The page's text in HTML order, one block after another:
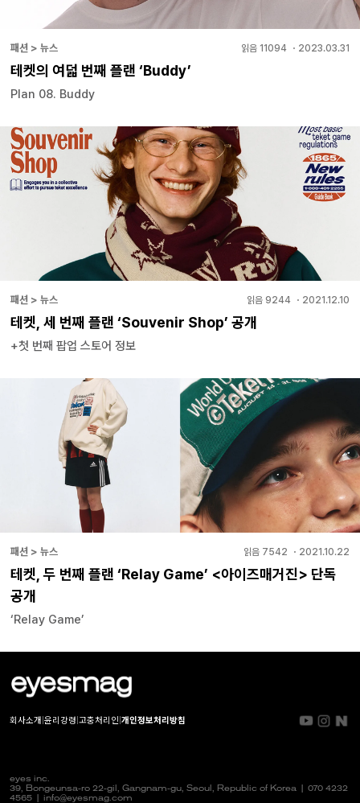
패션 > 뉴스 읽음 11094 ・ 2023.03.31
테켓의 여덟 번째 플랜 ‘Buddy’
Plan 08. Buddy
패션 > 뉴스 읽음 9244 ・ 2021.12.10
테켓, 세 번째 플랜 ‘Souvenir Shop’ 공개
+첫 번째 팝업 스토어 정보
패션 > 뉴스 읽음 7542 ・ 2021.10.22
테켓, 두 번째 플랜 ‘Relay Game’ <아이즈매거진> 단독
공개
‘Relay Game’
회사소개 윤리강령 고충처리인 개인정보처리방침
eyes inc.
39, Bongeunsa-ro 22-gil, Gangnam-gu, Seoul, Republic of Korea | 070 4232
4565
info@eyesmag.com